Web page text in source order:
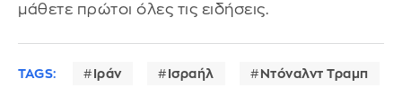
μάθετε πρώτοι όλες τις ειδήσεις.
TAGS: Ιράν Ισραήλ Ντόναλντ Τραμπ